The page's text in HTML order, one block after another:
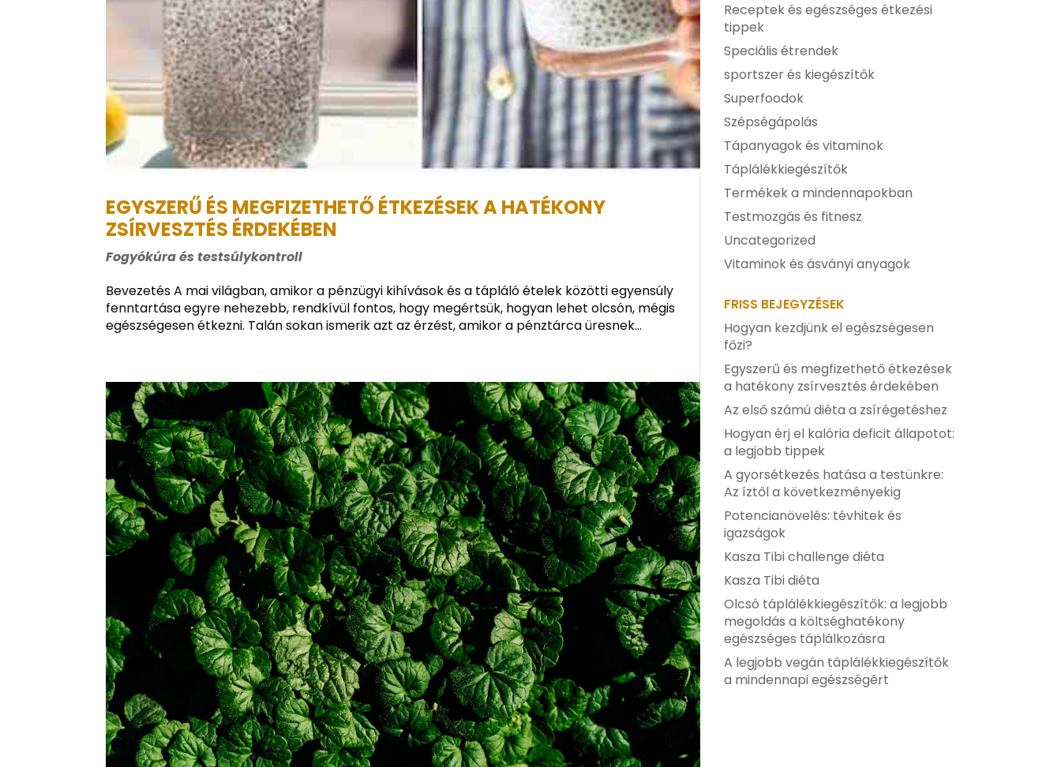
EGYSZERŰ ÉS MEGFIZETHETŐ ÉTKEZÉSEK A HATÉKONY
ZSÍRVESZTÉS ÉRDEKÉBEN
Fogyókúra és testsúlykontroll
Bevezetés A mai világban, amikor a pénzügyi kihívások és a tápláló ételek közötti egyensúly
fenntartása egyre nehezebb, rendkívül fontos, hogy megértsük, hogyan lehet olcsón, mégis
egészségesen étkezni. Talán sokan ismerik azt az érzést, amikor a pénztárca üresnek...
Receptek és egészséges étkezési
tippek
Speciális étrendek
sportszer és kiegészítők
Superfoodok
Szépségápolás
Tápanyagok és vitaminok
Táplálékkiegészítők
Termékek a mindennapokban
Testmozgás és fitnesz
Uncategorized
Vitaminok és ásványi anyagok
FRISS BEJEGYZÉSEK
Hogyan kezdjünk el egészségesen
főzi?
Egyszerű és megfizethető étkezések
a hatékony zsírvesztés érdekében
Az első számú diéta a zsírégetéshez
Hogyan érj el kalória deficit állapotot:
a legjobb tippek
A gyorsétkezés hatása a testünkre:
Az íztől a következményekig
Potencianövelés: tévhitek és
igazságok
Kasza Tibi challenge diéta
Kasza Tibi diéta
Olcsó táplálékkiegészítők: a legjobb
megoldás a költséghatékony
egészséges táplálkozásra
A legjobb vegán táplálékkiegészítők
a mindennapi egészségért